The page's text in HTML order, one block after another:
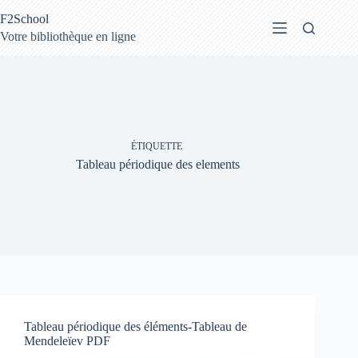
au
contenu
F2School
Votre bibliothèque en ligne
ÉTIQUETTE
Tableau périodique des elements
Tableau périodique des éléments-Tableau de
Mendeleïev PDF